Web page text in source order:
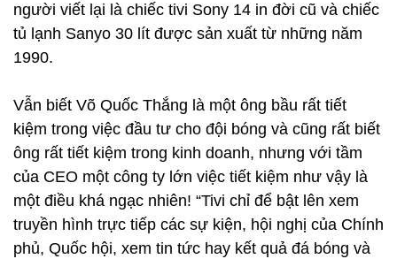
người viết lại là chiếc tivi Sony 14 in đời cũ và chiếc
tủ lạnh Sanyo 30 lít được sản xuất từ những năm
1990.
Vẫn biết Võ Quốc Thắng là một ông bầu rất tiết
kiệm trong việc đầu tư cho đội bóng và cũng rất biết
ông rất tiết kiệm trong kinh doanh, nhưng với tầm
của CEO một công ty lớn việc tiết kiệm như vậy là
một điều khá ngạc nhiên! “Tivi chỉ để bật lên xem
truyền hình trực tiếp các sự kiện, hội nghị của Chính
phủ, Quốc hội, xem tin tức hay kết quả đá bóng và